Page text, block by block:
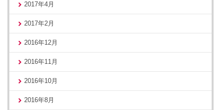
2017年4月
2017年2月
2016年12月
2016年11月
2016年10月
2016年8月